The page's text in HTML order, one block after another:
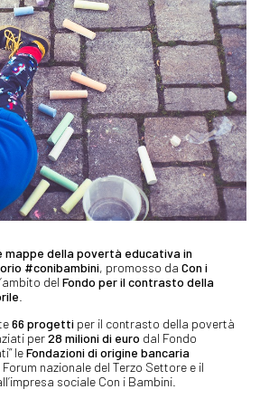
mappe della povertà educativa in
#conibambini, promosso da Con i
del Fondo per il contrasto della
66 progetti per il contrasto della povertà
per28 milioni di euro dal Fondo
leFondazioni di origine bancaria
nazionale del Terzo Settore e il
sociale Con i Bambini.